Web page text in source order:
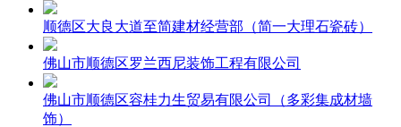
顺德区大良大道至简建材经营部（简一大理石瓷砖）
佛山市顺德区罗兰西尼装饰工程有限公司
佛山市顺德区容桂力生贸易有限公司（多彩集成材墙
饰）